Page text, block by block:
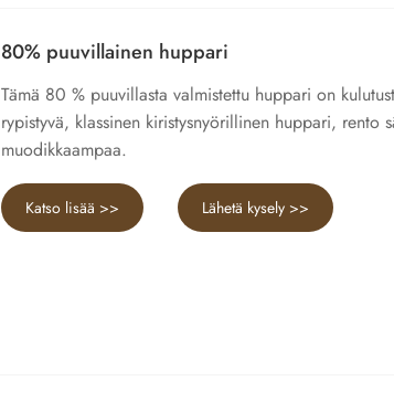
80% puuvillainen huppari
Tämä 80 % puuvillasta valmistettu huppari on
rypistyvä, klassinen kiristysnyörillinen huppari, rento
muodikkaampaa.
Katso lisää >> Lähetä kysely >>